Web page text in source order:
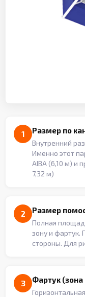
1 Размер по
Внутренний
Именно этот
AIBA (6,10 м) и
7,32 м)
2 Размер
Полная
зону и фартук.
стороны. Для
3 Фартук (зона